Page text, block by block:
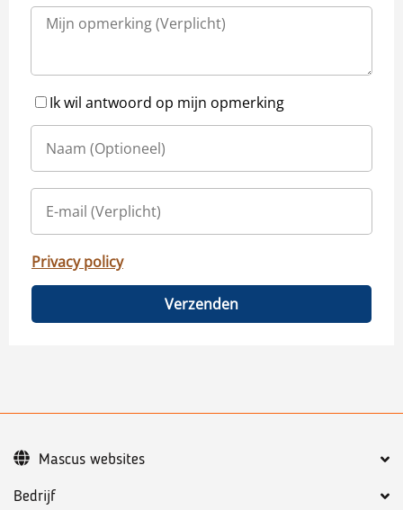
Ik wil antwoord op mijn opmerking
Privacy policy
Verzenden
Bedrijf
Mascus websites